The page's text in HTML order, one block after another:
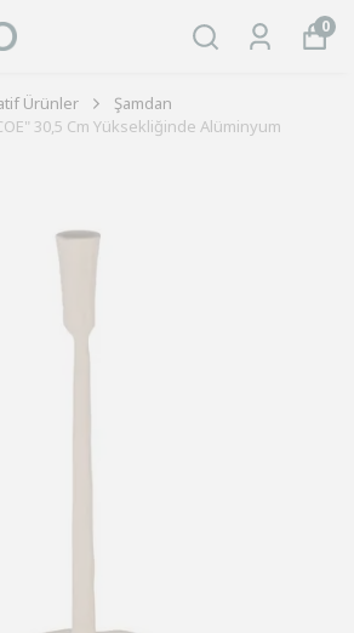
0
Ürünler
Şamdan
30,5 Cm Yüksekliğinde Alüminyum